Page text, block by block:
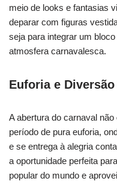
meio de looks e fantasias
deparar com figuras
seja para integrar um
atmosfera carnavalesca.
Euforia e
A abertura do carnaval
período de pura euforia,
e se entrega à alegria
a oportunidade perfeita
popular do mundo e